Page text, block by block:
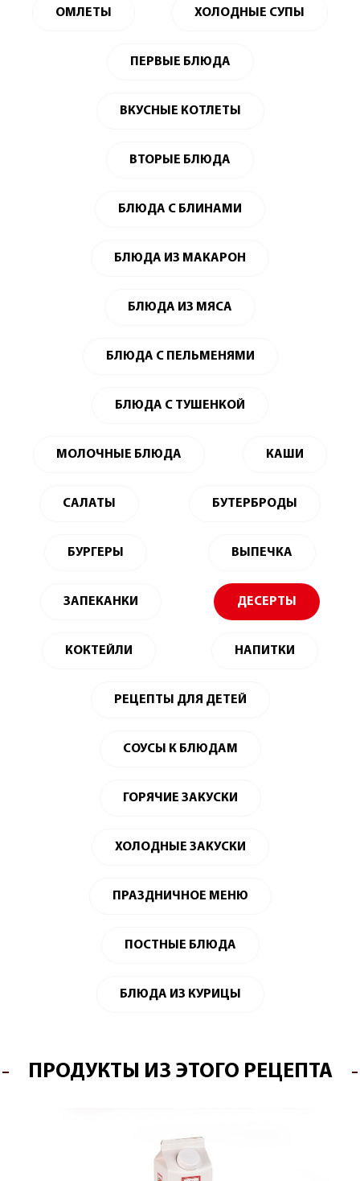
ОМЛЕТЫ ХОЛОДНЫЕ СУПЫ
ПЕРВЫЕ БЛЮДА
ВКУСНЫЕ КОТЛЕТЫ
ВТОРЫЕ БЛЮДА
БЛЮДА С БЛИНАМИ
БЛЮДА ИЗ МАКАРОН
БЛЮДА ИЗ МЯСА
БЛЮДА С ПЕЛЬМЕНЯМИ
БЛЮДА С ТУШЕНКОЙ
МОЛОЧНЫЕ БЛЮДА КАШИ
САЛАТЫ БУТЕРБРОДЫ
БУРГЕРЫ ВЫПЕЧКА
ЗАПЕКАНКИ ДЕСЕРТЫ
КОКТЕЙЛИ НАПИТКИ
РЕЦЕПТЫ ДЛЯ ДЕТЕЙ
СОУСЫ К БЛЮДАМ
ГОРЯЧИЕ ЗАКУСКИ
ХОЛОДНЫЕ ЗАКУСКИ
ПРАЗДНИЧНОЕ МЕНЮ
ПОСТНЫЕ БЛЮДА
БЛЮДА ИЗ КУРИЦЫ
ПРОДУКТЫ ИЗ ЭТОГО РЕЦЕПТА